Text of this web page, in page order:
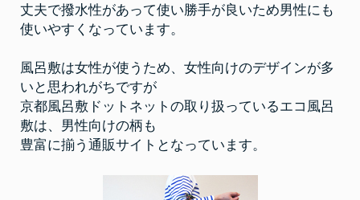
老
若
男
わ
ず
使
る
デ
ザ
イ
ン
丈夫で撥水性があって使い勝手が良いため男性にも
使いやすくなっています。
風呂敷は女性が使うため、女性向けのデザインが多
いと思われがちですが
京都風呂敷ドットネットの取り扱っているエコ風呂
敷は、男性向けの柄も
豊富に揃う通販サイトとなっています。